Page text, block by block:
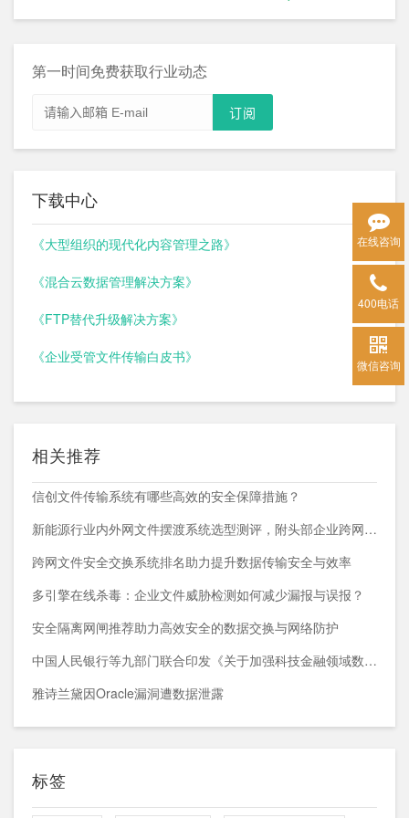
第一时间免费获取行业动态
下载中心
《大型组织的现代化内容管理之路》
《混合云数据管理解决方案》
《FTP替代升级解决方案》
《企业受管文件传输白皮书》
相关推荐
信创文件传输系统有哪些高效的安全保障措施？
新能源行业内外网文件摆渡系统选型测评，附头部企业跨网部署案例
跨网文件安全交换系统排名助力提升数据传输安全与效率
多引擎在线杀毒：企业文件威胁检测如何减少漏报与误报？
安全隔离网闸推荐助力高效安全的数据交换与网络防护
中国人民银行等九部门联合印发《关于加强科技金融领域数据开发利用的通知》
雅诗兰黛因Oracle漏洞遭数据泄露
标签
在线咨询
400电话
微信咨询